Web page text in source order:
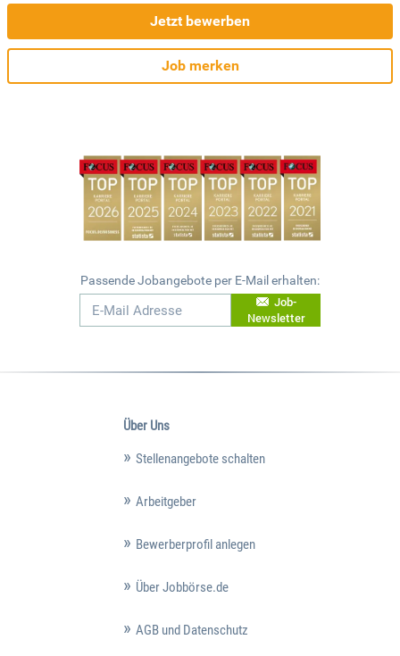
Jetzt bewerben
Job merken
Passende Jobangebote per E-Mail erhalten:
Job-
Newsletter
Über Uns
Stellenangebote schalten
Arbeitgeber
Bewerberprofil anlegen
Über Jobbörse.de
AGB und Datenschutz